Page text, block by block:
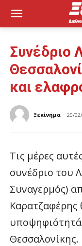
Συνέδριο
και
Ξεκίνημα 20/
Τις μέρες
συνέδριο του
Συναγερμός)
Καρατζαφέρης
Θεσσαλονίκης.